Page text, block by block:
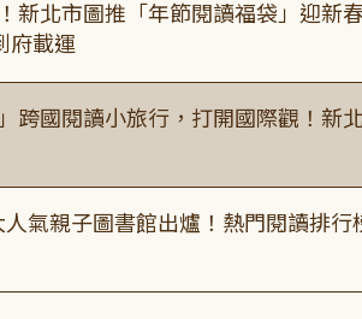
新北市圖推「年節閱讀福袋」迎新
府載運
跨國閱讀小旅行，打開國際觀！新
人氣親子圖書館出爐！熱門閱讀排行